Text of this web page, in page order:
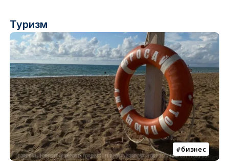
Туризм
бизнес